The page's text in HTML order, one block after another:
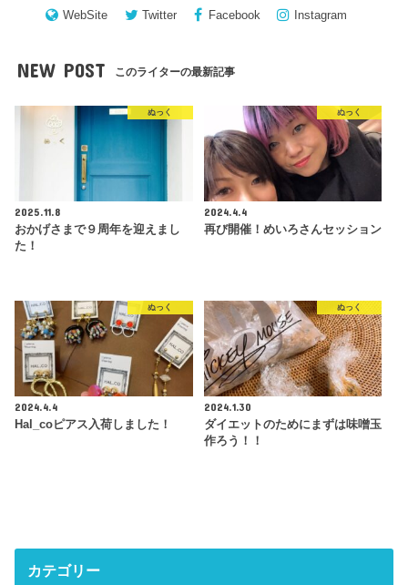
WebSite Twitter Facebook Instagram
NEW POST このライターの最新記事
ぬっく
2025.11.8
おかげさまで９周年を迎えまし
た！
ぬっく
2024.4.4
再び開催！めいろさんセッション
ぬっく
2024.4.4
Hal_coピアス入荷しました！
ぬっく
2024.1.30
ダイエットのためにまずは味噌玉
作ろう！！
カテゴリー